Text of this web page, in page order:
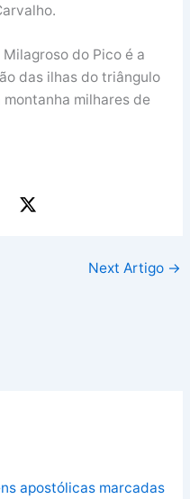
do Pico é a
das ilhas do triângulo
milhares de
Next Artigo →
apostólicas marcadas